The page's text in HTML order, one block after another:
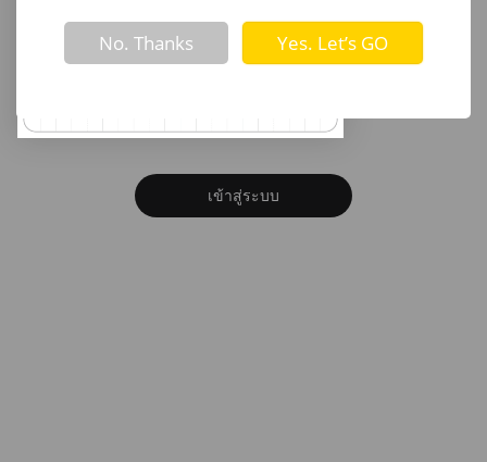
! Not valid!
No. Thanks Yes. Let’s GO
รหัสผ่าน